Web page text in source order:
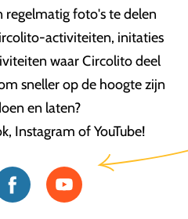
regelmatig foto's te delen
activiteiten, initaties
waar Circolito deel
sneller op de hoogte zijn
en laten?
Instagram of YouTube!